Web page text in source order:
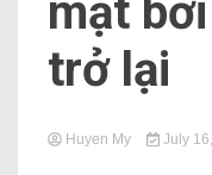
mặt bởi
trở lại
Huyen My July